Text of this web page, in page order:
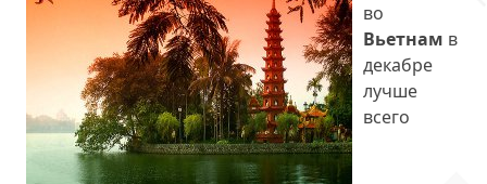
во
Вьетнам в
декабре
лучше
всего